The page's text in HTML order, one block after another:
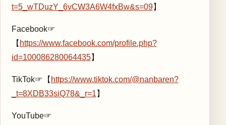
t=5_wTDuzY_6vCW3A6W4fxBw&s=09】
Facebook☞
【 https://www.facebook.com/profile.php?
id=100086280064435】
TikTok☞【 https://www.tiktok.com/@nanbaren?
_t=8XDB33siQ78&_r=1 】
YouTube☞